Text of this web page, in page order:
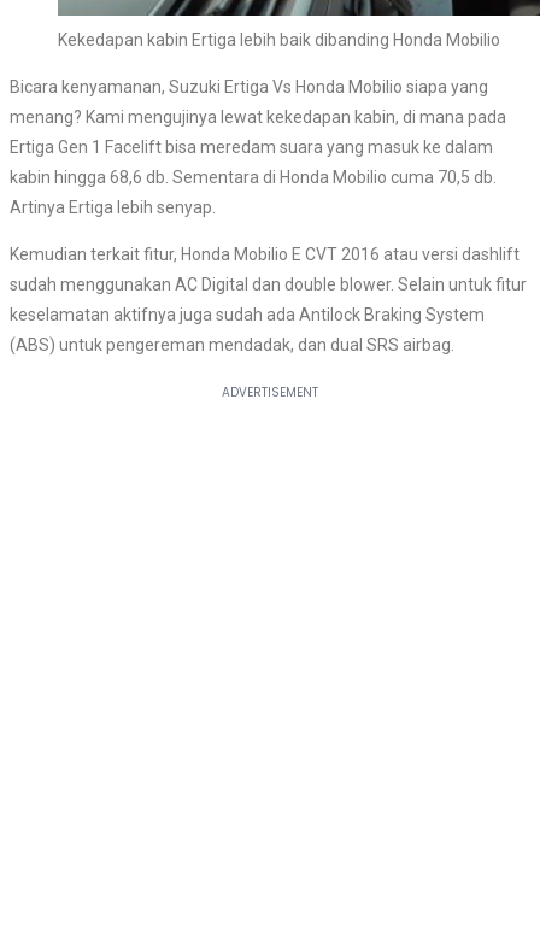
Kekedapan kabin Ertiga lebih baik dibanding Honda Mobilio
Bicara kenyamanan, Suzuki Ertiga Vs Honda Mobilio siapa yang
menang? Kami mengujinya lewat kekedapan kabin, di mana pada
Ertiga Gen 1 Facelift bisa meredam suara yang masuk ke dalam
kabin hingga 68,6 db. Sementara di Honda Mobilio cuma 70,5 db.
Artinya Ertiga lebih senyap.
Kemudian terkait fitur, Honda Mobilio E CVT 2016 atau versi dashlift
sudah menggunakan AC Digital dan double blower. Selain untuk fitur
keselamatan aktifnya juga sudah ada Antilock Braking System
(ABS) untuk pengereman mendadak, dan dual SRS airbag.